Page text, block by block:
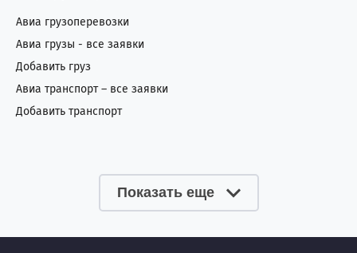
Авиа грузоперевозки
Авиа грузы - все заявки
Добавить груз
Авиа транспорт – все заявки
Добавить транспорт
Показать еще